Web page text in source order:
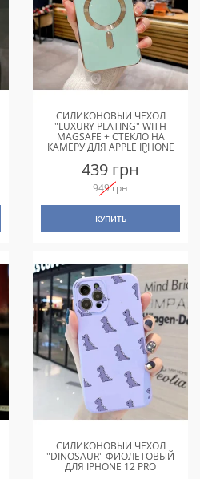
СИЛИКОНОВЫЙ ЧЕХОЛ
"LUXURY PLATING" WITH
MAGSAFE + СТЕКЛО НА
КАМЕРУ ДЛЯ APPLE IPHONE
12 БИРЮЗОВЫЙ
439 грн
949 грн
КУПИТЬ
СИЛИКОНОВЫЙ ЧЕХОЛ
"DINOSAUR" ФИОЛЕТОВЫЙ
ДЛЯ IPHONE 12 PRO